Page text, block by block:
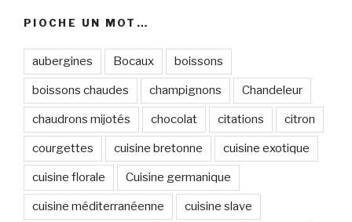
PIOCHE UN MOT…
aubergines Bocaux boissons
boissons chaudes champignons Chandeleur
chaudrons mijotés chocolat citations citron
courgettes cuisine bretonne cuisine exotique
cuisine florale Cuisine germanique
cuisine méditerranéenne cuisine slave